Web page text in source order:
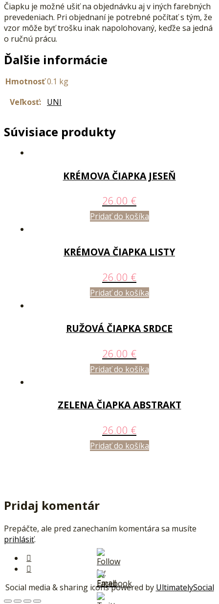
Čiapku je možné ušiť na objednávku aj v iných farebných
prevedeniach. Pri objednaní je potrebné počítať s tým, že
vzor môže byť trošku inak napolohovaný, keďže sa jedná
o ručnú prácu.
Ďalšie informácie
Hmotnosť0.1 kg
Veľkosť:
UNI
Súvisiace produkty
KRÉMOVA ČIAPKA JESEŇ
26.00 €
Pridať do košíka
KRÉMOVA ČIAPKA LISTY
26.00 €
Pridať do košíka
RUŽOVÁ ČIAPKA SRDCE
26.00 €
Pridať do košíka
ZELENA ČIAPKA ABSTRAKT
26.00 €
Pridať do košíka
Pridaj komentár
Prepáčte, ale pred zanechaním komentára sa musíte
prihlásiť.
Social media & sharing icons powered by UltimatelySocial